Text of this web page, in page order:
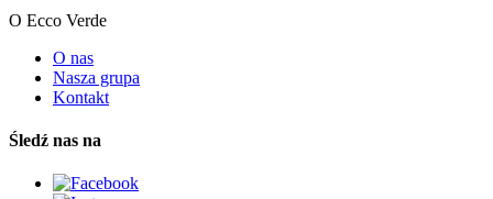
O Ecco Verde
O nas
Nasza grupa
Kontakt
Śledź nas na